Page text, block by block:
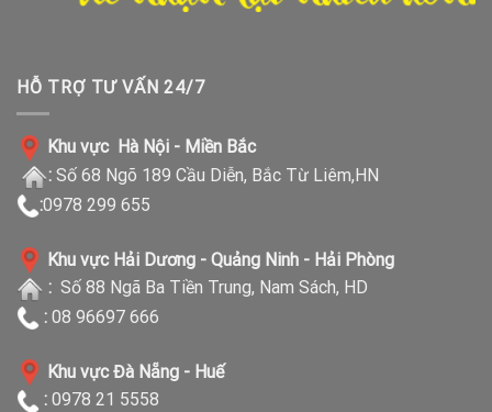
HỖ TRỢ TƯ VẤN 24/7
Khu vực Hà Nội - Miền Bắc
: Số 68 Ngõ 189 Cầu Diễn, Bắc Từ Liêm,HN
:0978 299 655
Khu vực Hải Dương - Quảng Ninh - Hải Phòng
: Số 88 Ngã Ba Tiền Trung, Nam Sách, HD
: 08 96697 666
Khu vực Đà Nẵng - Huế
: 0978 21 5558